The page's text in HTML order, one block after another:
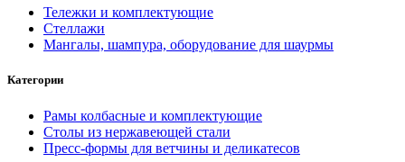
Тележки и комплектующие
Стеллажи
Мангалы, шампура, оборудование для шаурмы
Категории
Рамы колбасные и комплектующие
Столы из нержавеющей стали
Пресс-формы для ветчины и деликатесов